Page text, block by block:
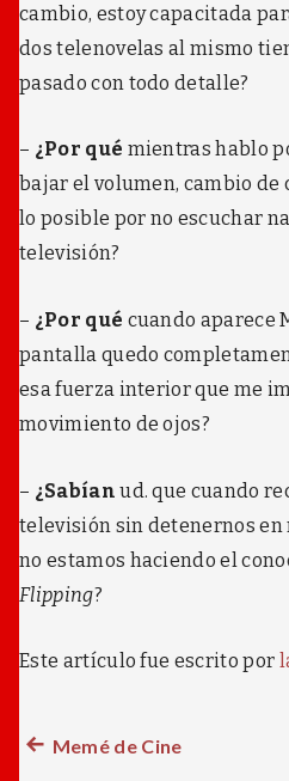
cambio, estoy capacitada
dos telenovelas al mismo
pasado con todo detalle?
– ¿Por qué mientras hablo
bajar el volumen, cambio de
lo posible por no escuchar
televisión?
– ¿Por qué cuando aparece
pantalla quedo
esa fuerza interior que me
movimiento de ojos?
– ¿Sabíanud. que cuando
televisión sin detenernos
no estamos haciendo el
Flipping?
Este artículo fue escrito por
Navegación
Entrada
Memé de Cine